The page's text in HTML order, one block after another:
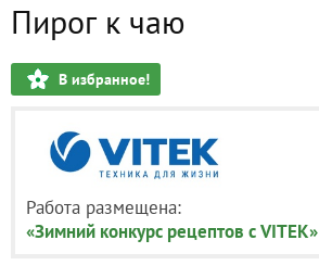
Пирог к чаю
В избранное!
Работа размещена:
«Зимний конкурс рецептов с VITEK»